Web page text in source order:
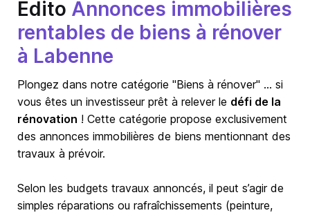
Edito Annonces immobilières
rentables de biens à rénover
à Labenne
Plongez dans notre catégorie "Biens à rénover" … si
vous êtes un investisseur prêt à relever le défi de la
rénovation ! Cette catégorie propose exclusivement
des annonces immobilières de biens mentionnant des
travaux à prévoir.
Selon les budgets travaux annoncés, il peut s’agir de
simples réparations ou rafraîchissements (peinture,